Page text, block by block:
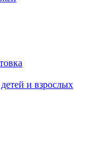
и взрослых